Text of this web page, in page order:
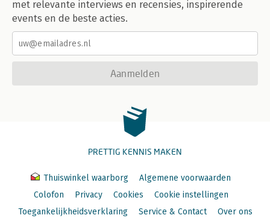
met relevante interviews en recensies, inspirerende
events en de beste acties.
Aanmelden
PRETTIG KENNIS MAKEN
Thuiswinkel waarborg
Algemene voorwaarden
Colofon
Privacy Cookies
Cookie instellingen
Toegankelijkheidsverklaring
Service & Contact Over ons